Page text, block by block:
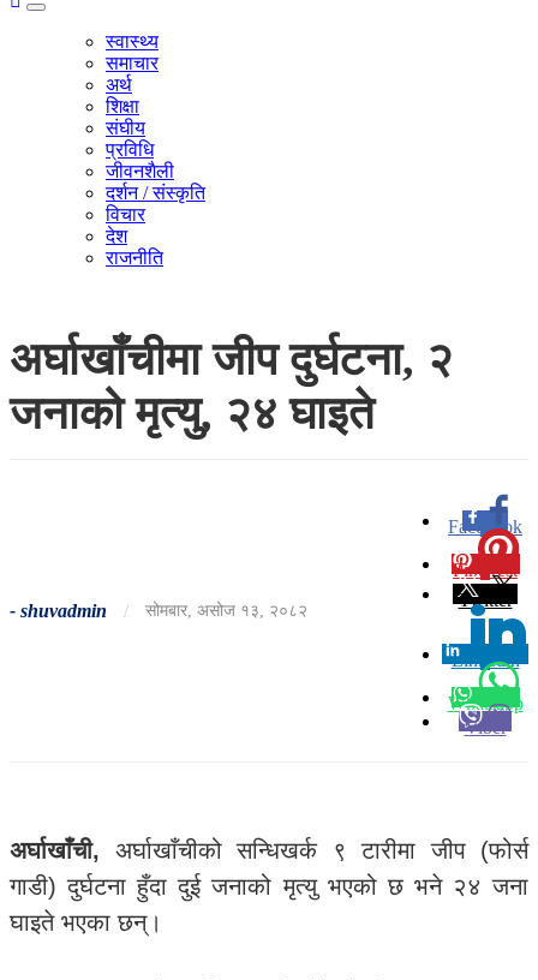
स्वास्थ्य
समाचार
अर्थ
शिक्षा
संघीय
प्रविधि
जीवनशैली
दर्शन / संस्कृति
विचार
देश
राजनीति
अर्घाखाँचीमा जीप दुर्घटना, २
जनाको मृत्यु, २४ घाइते
- shuvadmin / सोमबार, असोज १३, २०८२
Facebook
0
Pinterest
Twitter
Linkedin
0
Whatsapp
Viber
अर्घाखाँची, अर्घाखाँचीको सन्धिखर्क ९ टारीमा जीप (फोर्स
गाडी) दुर्घटना हुँदा दुई जनाको मृत्यु भएको छ भने २४ जना
घाइते भएका छन्।